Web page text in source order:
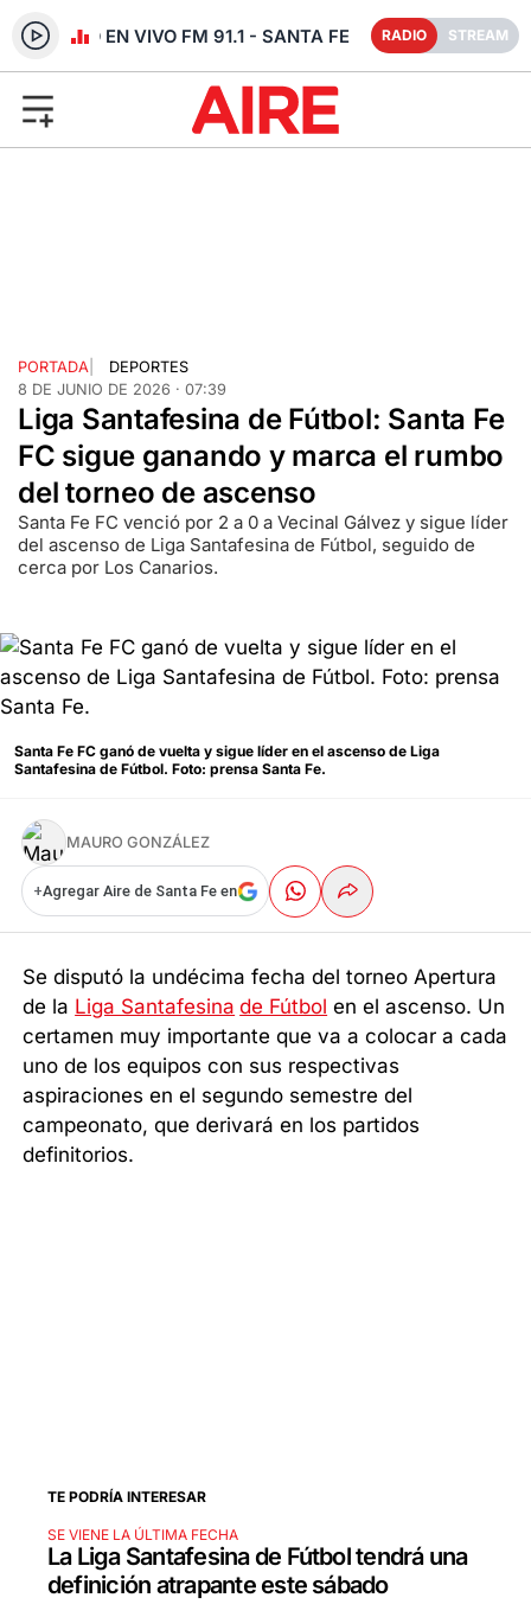
RADIO EN VIVO FM 91.1 - SANTA FE RADIO STREAM
PORTADA
DEPORTES
8 DE JUNIO DE 2026 · 07:39
Liga Santafesina de Fútbol: Santa Fe
FC sigue ganando y marca el rumbo
del torneo de ascenso
Santa Fe FC venció por 2 a 0 a Vecinal Gálvez y sigue líder
del ascenso de Liga Santafesina de Fútbol, seguido de
cerca por Los Canarios.
Santa Fe FC ganó de vuelta y sigue líder en el ascenso de Liga
Santafesina de Fútbol. Foto: prensa Santa Fe.
MAURO GONZÁLEZ
+Agregar Aire de Santa Fe en
Se disputó la undécima fecha del torneo Apertura
de la Liga Santafesina de Fútbol en el ascenso. Un
certamen muy importante que va a colocar a cada
uno de los equipos con sus respectivas
aspiraciones en el segundo semestre del
campeonato, que derivará en los partidos
definitorios.
TE PODRÍA INTERESAR
SE VIENE LA ÚLTIMA FECHA
La Liga Santafesina de Fútbol tendrá una
definición atrapante este sábado